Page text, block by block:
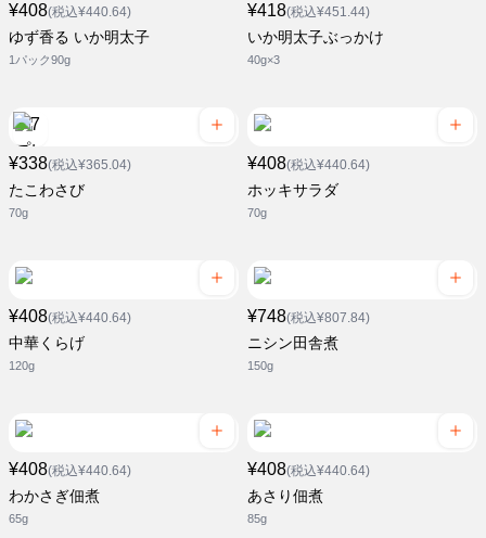
¥408(税込¥440.64)
ゆず香る いか明太子
1パック90g
¥418(税込¥451.44)
いか明太子ぶっかけ
40g×3
¥338(税込¥365.04)
たこわさび
70g
¥408(税込¥440.64)
ホッキサラダ
70g
¥408(税込¥440.64)
中華くらげ
120g
¥748(税込¥807.84)
ニシン田舎煮
150g
¥408(税込¥440.64)
わかさぎ佃煮
65g
¥408(税込¥440.64)
あさり佃煮
85g